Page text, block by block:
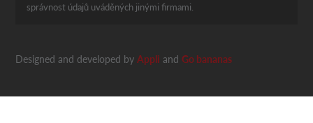
správnost údajů uváděných jinými firmami.
Designed and developed byAppli andGo bananas